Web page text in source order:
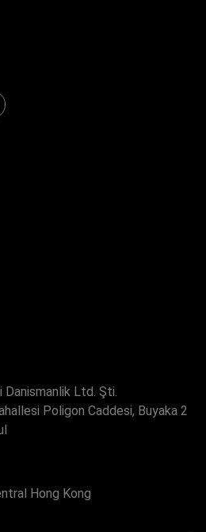
Ltd. Şti.
Poligon Caddesi, Buyaka 2
Hong Kong